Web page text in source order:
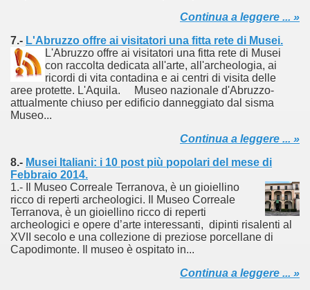
Continua a leggere ... »
7.- L'Abruzzo offre ai visitatori una fitta rete di Musei.
L'Abruzzo offre ai visitatori una fitta rete di Musei
con raccolta dedicata all'arte, all'archeologia, ai
ricordi di vita contadina e ai centri di visita delle
aree protette. L'Aquila. Museo nazionale d'Abruzzo-
attualmente chiuso per edificio danneggiato dal sisma
Museo...
Continua a leggere ... »
8.- Musei Italiani: i 10 post più popolari del mese di
Febbraio 2014.
1.- Il Museo Correale Terranova, è un gioiellino
ricco di reperti archeologici. Il Museo Correale
Terranova, è un gioiellino ricco di reperti
archeologici e opere d’arte interessanti, dipinti risalenti al
XVII secolo e una collezione di preziose porcellane di
Capodimonte. Il museo è ospitato in...
Continua a leggere ... »
nell'etere".
del mese di Gennaio 2014.